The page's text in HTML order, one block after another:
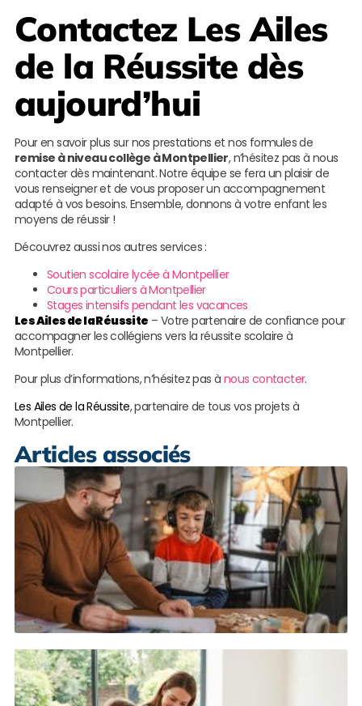
Contactez Les Ailes
de la Réussite dès
aujourd’hui
Pour en savoir plus sur nos prestations et nos formules de
remise à niveau collège à Montpellier, n’hésitez pas à nous
contacter dès maintenant. Notre équipe se fera un plaisir de
vous renseigner et de vous proposer un accompagnement
adapté à vos besoins. Ensemble, donnons à votre enfant les
moyens de réussir !
Découvrez aussi nos autres services :
Soutien scolaire lycée à Montpellier
Cours particuliers à Montpellier
Stages intensifs pendant les vacances
Les Ailes de la Réussite – Votre partenaire de confiance pour
accompagner les collégiens vers la réussite scolaire à
Montpellier.
Pour plus d’informations, n’hésitez pas à nous contacter.
Les Ailes de la Réussite, partenaire de tous vos projets à
Montpellier.
Articles associés